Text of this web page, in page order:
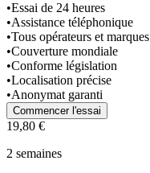
•Essai de 24 heures
•Assistance téléphonique
•Tous opérateurs et marques
•Couverture mondiale
•Conforme législation
•Localisation précise
•Anonymat garanti
Commencer l'essai
19,80 €
2 semaines